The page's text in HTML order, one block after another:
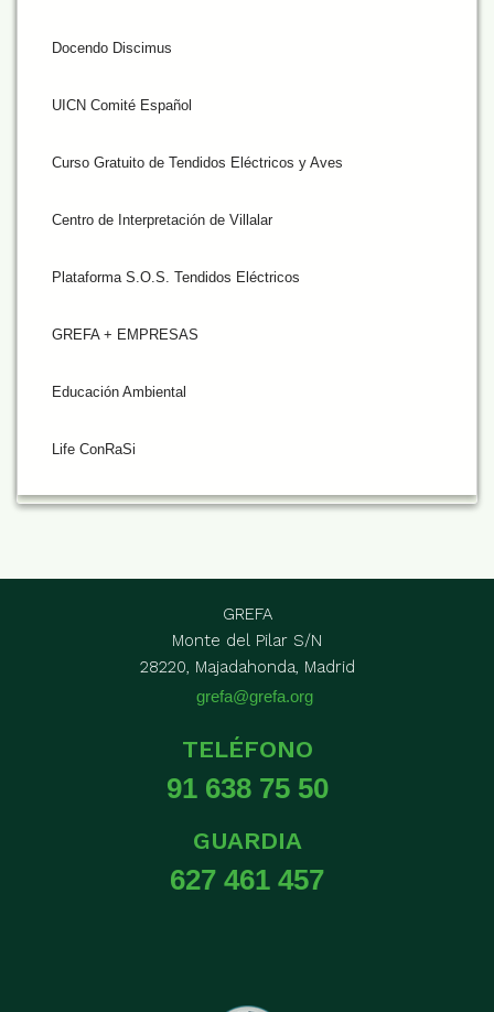
Docendo Discimus
UICN Comité Español
Curso Gratuito de Tendidos Eléctricos y Aves
Centro de Interpretación de Villalar
Plataforma S.O.S. Tendidos Eléctricos
GREFA + EMPRESAS
Educación Ambiental
Life ConRaSi
GREFA
Monte del Pilar S/N
28220, Majadahonda, Madrid
grefa@grefa.org
TELÉFONO
91 638 75 50
GUARDIA
627 461 457